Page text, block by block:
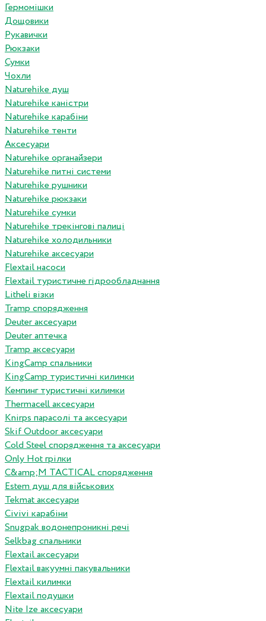
Гермомішки
Дощовики
Рукавички
Рюкзаки
Сумки
Чохли
Naturehike душ
Naturehike каністри
Naturehike карабіни
Naturehike тенти
Аксесуари
Naturehike органайзери
Naturehike питні системи
Naturehike рушники
Naturehike рюкзаки
Naturehike сумки
Naturehike трекінгові палиці
Naturehike холодильники
Naturehike аксесуари
Flextail насоси
Flextail туристичне гідрообладнання
Litheli візки
Tramp спорядження
Deuter аксесуари
Deuter аптечка
Tramp аксесуари
KingCamp спальники
KingCamp туристичні килимки
Кемпинг туристичні килимки
Thermacell аксесуари
Knirps парасолі та аксесуари
Skif Outdoor аксесуари
Cold Steel спорядження та аксесуари
Only Hot грілки
C&amp;M TACTICAL спорядження
Estem душ для військових
Tekmat аксесуари
Сivivi карабіни
Snugpak водонепроникні речі
Selkbag спальники
Flextail аксесуари
Flextail вакуумні пакувальники
Flextail килимки
Flextail подушки
Nite Ize аксесуари